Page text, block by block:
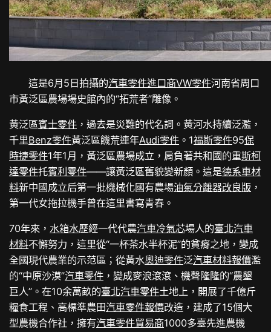
這是6月5日拍攝的汽車零件進口商VW零件河南省周口
市黃泛區農場場史館內的“拓荒者”雕像。
黃泛區賓士零件 ，過去是災難的代名詞。黃河水持續泛濫，
千里Benz零件黃泛區饑荒連年Audi零件 。1福斯零件95保
時捷零件1年1月，黃泛區農場成立，肩負著共和國的重斯柯
達零件托賓利零件——讓黃泛區舊貌變新顏。這是德系車材
料新中國成立后第一批機械化國有農場油氣分離器改良版 ，
第一代女拖拉機手曾在這里書寫青春。
70年來，水箱水歷經一代代農汽車冷氣芯場人的臺北汽車
材料不懈努力，這里從“一杯茶水半杯泥”的貧瘠之地，變成
全國現代農業的示范區；從黃水奧迪零件泛汽車材料報價濫
的“中原沙漠”汽車零件 ，變成麥浪滾滾、機聲隆隆的“農墾
巨人”。在10余萬畝的臺北汽車零件土地上，開展了千億斤
糧食工程、高標準農田汽車零件報價改造，建成了15個大
型農機合作社，擁有汽車零件貿易商1000多臺先進農機